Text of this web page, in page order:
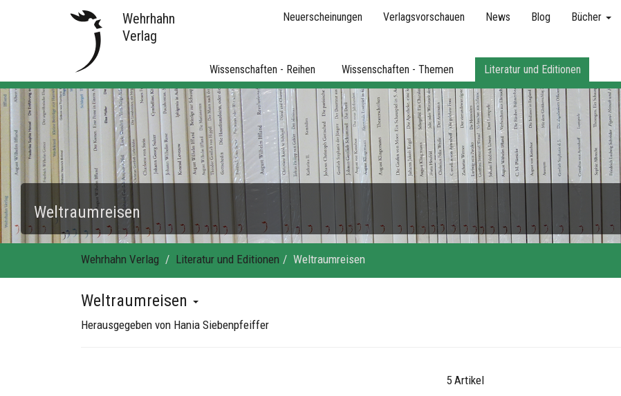
Wehrhahn
Verlag
Neuerscheinungen Verlagsvorschauen News Blog Bücher
Wissenschaften - Reihen Wissenschaften - Themen Literatur und Editionen
Weltraumreisen
Wehrhahn Verlag Literatur und Editionen Weltraumreisen
Weltraumreisen
Herausgegeben von Hania Siebenpfeiffer
5 Artikel